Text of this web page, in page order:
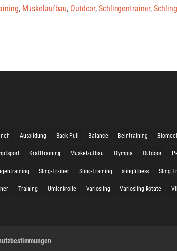
, Muskelaufbau, Outdoor, Schlingentrainer,
Ausbildung Back Pull Balance Beintraining
Krafttraining Muskelaufbau Olympia Outdoor
Sling-Trainer Sling-Training slingfitness Sling
Training Umlenkrolle Variosling Variosling Rotate